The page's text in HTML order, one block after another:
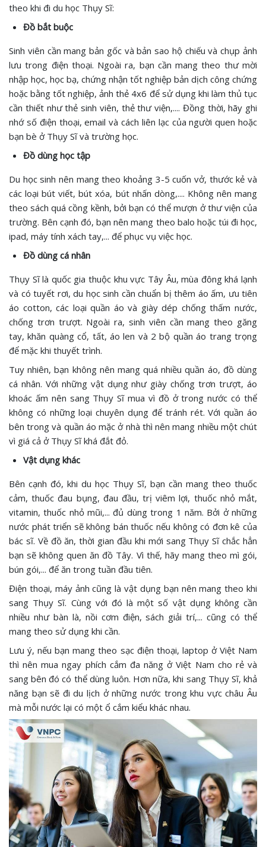
theo khi đi du học Thụy Sĩ:
Đồ bắt buộc
Sinh viên cần mang bản gốc và bản sao hộ chiếu và chụp ảnh
lưu trong điện thoại. Ngoài ra, bạn cần mang theo thư mời
nhập học, học bạ, chứng nhận tốt nghiệp bản dịch công chứng
hoặc bằng tốt nghiệp, ảnh thẻ 4x6 để sử dụng khi làm thủ tục
cần thiết như thẻ sinh viên, thẻ thư viện,.... Đồng thời, hãy ghi
nhớ số điện thoại, email và cách liên lạc của người quen hoặc
bạn bè ở Thụy Sĩ và trường học.
Đồ dùng học tập
Du học sinh nên mang theo khoảng 3-5 cuốn vở, thước kẻ và
các loại bút viết, bút xóa, bút nhấn dòng,.... Không nên mang
theo sách quá cồng kềnh, bởi bạn có thể mượn ở thư viện của
trường. Bên cạnh đó, bạn nên mang theo balo hoặc túi đi học,
ipad, máy tính xách tay,... để phục vụ việc học.
Đồ dùng cá nhân
Thụy Sĩ là quốc gia thuộc khu vực Tây Âu, mùa đông khá lạnh
và có tuyết rơi, du học sinh cần chuẩn bị thêm áo ấm, ưu tiên
áo cotton, các loại quần áo và giày dép chống thấm nước,
chống trơn trượt. Ngoài ra, sinh viên cần mang theo găng
tay, khăn quàng cổ, tất, áo len và 2 bộ quần áo trang trọng
để mặc khi thuyết trình.
Tuy nhiên, bạn không nên mang quá nhiều quần áo, đồ dùng
cá nhân. Với những vật dụng như giày chống trơn trượt, áo
khoác ấm nên sang Thụy Sĩ mua vì đồ ở trong nước có thể
không có những loại chuyên dụng để tránh rét. Với quần áo
bên trong và quần áo mặc ở nhà thì nên mang nhiều một chút
vì giá cả ở Thụy Sĩ khá đắt đỏ.
Vật dụng khác
Bên cạnh đó, khi du học Thụy Sĩ, bạn cần mang theo thuốc
cảm, thuốc đau bụng, đau đầu, trị viêm lợi, thuốc nhỏ mắt,
vitamin, thuốc nhỏ mũi,... đủ dùng trong 1 năm. Bởi ở những
nước phát triển sẽ không bán thuốc nếu không có đơn kê của
bác sĩ. Về đồ ăn, thời gian đầu khi mới sang Thụy Sĩ chắc hẳn
bạn sẽ không quen ăn đồ Tây. Vì thế, hãy mang theo mì gói,
bún gói,... để ăn trong tuần đầu tiên.
Điện thoại, máy ảnh cũng là vật dụng bạn nên mang theo khi
sang Thụy Sĩ. Cùng với đó là một số vật dụng không cần
nhiều như bàn là, nồi cơm điện, sách giải trí,... cũng có thể
mang theo sử dụng khi cần.
Lưu ý, nếu bạn mang theo sạc điện thoại, laptop ở Việt Nam
thì nên mua ngay phích cắm đa năng ở Việt Nam cho rẻ và
sang bên đó có thể dùng luôn. Hơn nữa, khi sang Thụy Sĩ, khả
năng bạn sẽ đi du lịch ở những nước trong khu vực châu Âu
mà mỗi nước lại có một ổ cắm kiểu khác nhau.